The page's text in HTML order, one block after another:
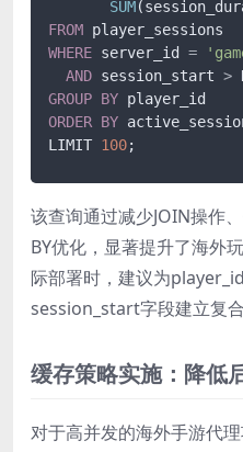
SUM
FROM
WHERE server_id =
AND session_start >
GROUP BY
ORDER BY
LIMIT 100;
该查询通过减少JOIN操作
BY优化，显著提升了海外
际部署时，建议为
session_start字段建立复合
缓存策略实施：降低
对于高并发的海外手游代